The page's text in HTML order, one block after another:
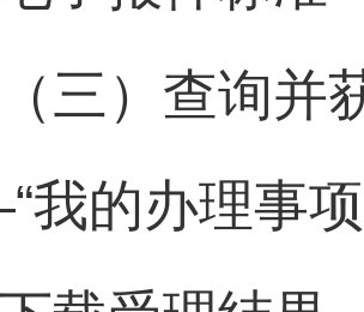
（三）查询
我的办理事